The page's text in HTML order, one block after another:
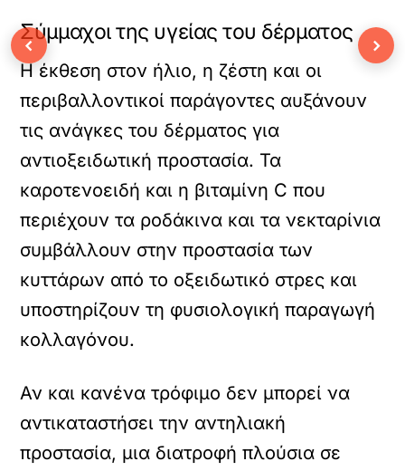
Σύμμαχοι της υγείας του δέρματος
Η έκθεση στον ήλιο, η ζέστη και οι
περιβαλλοντικοί παράγοντες αυξάνουν
τις ανάγκες του δέρματος για
αντιοξειδωτική προστασία. Τα
καροτενοειδή και η βιταμίνη C που
περιέχουν τα ροδάκινα και τα νεκταρίνια
συμβάλλουν στην προστασία των
κυττάρων από το οξειδωτικό στρες και
υποστηρίζουν τη φυσιολογική παραγωγή
κολλαγόνου.
Αν και κανένα τρόφιμο δεν μπορεί να
αντικαταστήσει την αντηλιακή
προστασία, μια διατροφή πλούσια σε
‹ ›